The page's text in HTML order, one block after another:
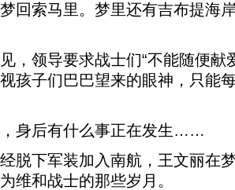
索马里。梦里还有吉布提海
领导要求战士们“不能随便献
孩子们巴巴望来的眼神，只能
后有什么事正在发生……
下军装加入南航，王文丽在
维和战士的那些岁月。